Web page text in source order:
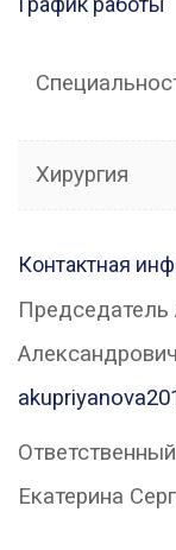
Хирургия
Контактная
Екатерина